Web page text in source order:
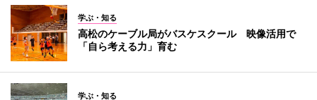
学ぶ・知る
高松のケーブル局がバスケスクール 映像活用で
「自ら考える力」育む
学ぶ・知る